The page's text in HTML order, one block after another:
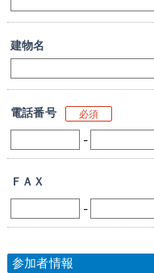
建物名
電話番号 必須
-
ＦＡＸ
-
参加者情報